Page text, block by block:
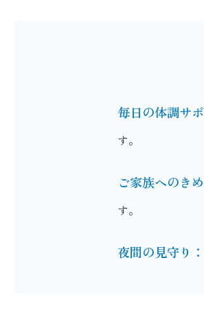
毎日の体調サ
す。
ご家族へのき
す。
夜間の見守り：